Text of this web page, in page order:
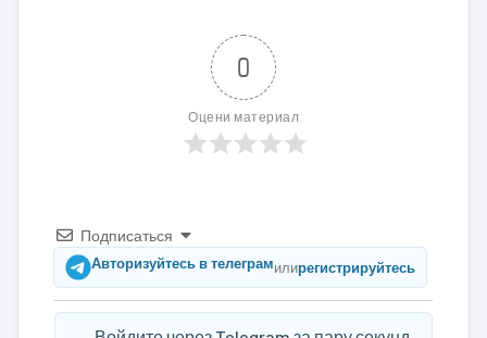
0
Оцени материал
Подписаться
Авторизуйтесь в телеграмилирегистрируйтесь